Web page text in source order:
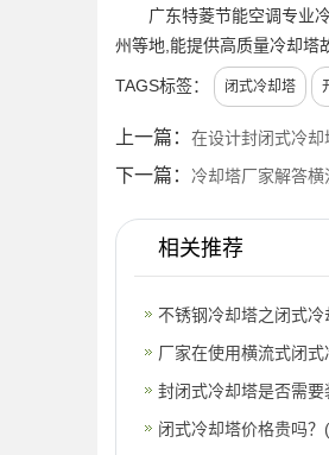
广东特菱节能空调专业
州等地,能提供高质量冷却塔
TAGS标签： 闭式冷却塔
上一篇： 在设计封闭式冷
下一篇： 冷却塔厂家解答
相关推荐
不锈钢冷却塔之闭式
厂家在使用横流式闭
式横
封闭式冷却塔是否需
闭式冷却塔价格贵吗